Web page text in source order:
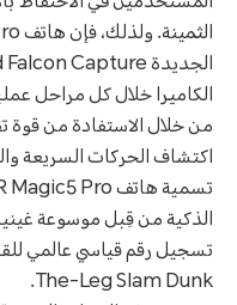
الكاميرا خلال كل مراحل
اكتشاف الحركات السريعة
الذكية من قِبل موسوعة
The-Leg Slam Dunk.